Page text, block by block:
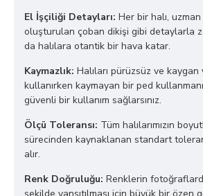
El İşçiliği Detayları: Her bir halı,
oluşturulan çoban dikişi gibi detaylarla
da halılara otantik bir hava katar.
Kaymazlık: Halıları pürüzsüz ve
kullanırken kaymayan bir ped
güvenli bir kullanım sağlarsınız.
Ölçü Toleransı: Tüm halılarımızın
sürecinden kaynaklanan standart
alır.
Renk Doğruluğu: Renklerin